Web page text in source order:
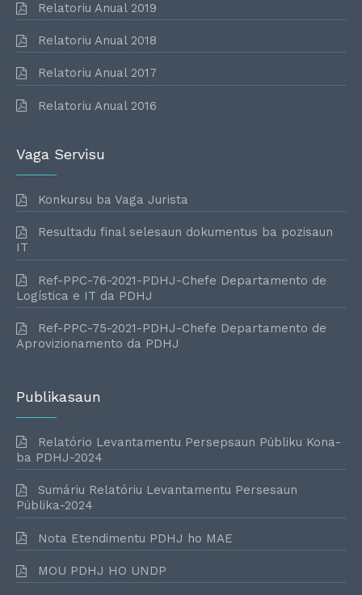
Relatoriu Anual 2019
Relatoriu Anual 2018
Relatoriu Anual 2017
Relatoriu Anual 2016
Vaga Servisu
Konkursu ba Vaga Jurista
Resultadu final selesaun dokumentus ba pozisaun
IT
Ref-PPC-76-2021-PDHJ-Chefe Departamento de
Logística e IT da PDHJ
Ref-PPC-75-2021-PDHJ-Chefe Departamento de
Aprovizionamento da PDHJ
Publikasaun
Relatório Levantamentu Persepsaun Públiku Kona-
ba PDHJ-2024
Sumáriu Relatóriu Levantamentu Persesaun
Públika-2024
Nota Etendimentu PDHJ ho MAE
MOU PDHJ HO UNDP